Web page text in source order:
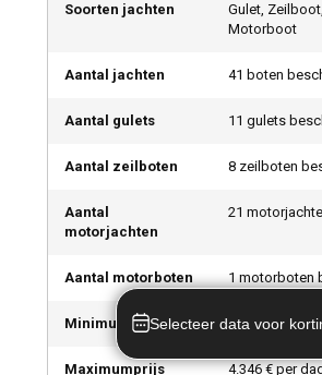
Soorten jachten
Gulet,
Motorboot
Aantal jachten 41 boten
Aantal gulets 11 gulets
Aantal zeilboten 8 zeilboten
Aantal
motorjachten
21
Aantal motorboten 1 motorboten
Minimumprijs 181 € per dag
Maximumprijs 4.346 € per
Selecteer data voor